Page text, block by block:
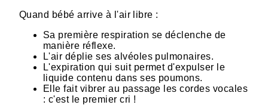
Quand bébé arrive à l'air libre :
Sa première respiration se déclenche de
manière réflexe.
L'air déplie ses alvéoles pulmonaires.
L'expiration qui suit permet d'expulser le
liquide contenu dans ses poumons.
Elle fait vibrer au passage les cordes vocales
: c'est le premier cri !